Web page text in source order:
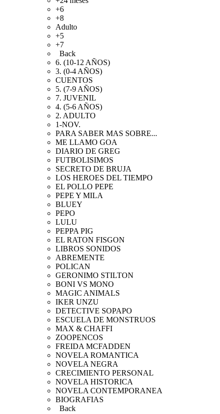
+6
+8
Adulto
+5
+7
Back
6. (10-12 AÑOS)
3. (0-4 AÑOS)
CUENTOS
5. (7-9 AÑOS)
7. JUVENIL
4. (5-6 AÑOS)
2. ADULTO
1-NOV.
PARA SABER MAS SOBRE...
ME LLAMO GOA
DIARIO DE GREG
FUTBOLISIMOS
SECRETO DE BRUJA
LOS HEROES DEL TIEMPO
EL POLLO PEPE
PEPE Y MILA
BLUEY
PEPO
LULU
PEPPA PIG
EL RATON FISGON
LIBROS SONIDOS
ABREMENTE
POLICAN
GERONIMO STILTON
BONI VS MONO
MAGIC ANIMALS
IKER UNZU
DETECTIVE SOPAPO
ESCUELA DE MONSTRUOS
MAX & CHAFFI
ZOOPENCOS
FREIDA MCFADDEN
NOVELA ROMANTICA
NOVELA NEGRA
CRECIMIENTO PERSONAL
NOVELA HISTORICA
NOVELA CONTEMPORANEA
BIOGRAFIAS
Back